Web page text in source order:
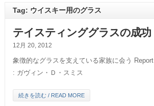
Tag: ウイスキー用のグラス
テイスティンググラスの成功
12月 20, 2012
象徴的なグラスを支えている家族に会う Report
: ガヴィン・Ｄ・スミス
続きを読む / READ MORE